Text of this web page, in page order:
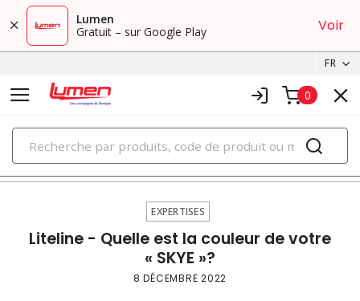
Lumen
Gratuit – sur Google Play
Voir
FR
0
PRODUITS
expertises
EXPERTISES
Liteline - Quelle est la couleur de votre
« SKYE »?
8 DÉCEMBRE 2022